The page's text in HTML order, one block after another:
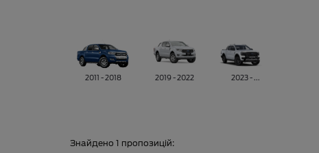
2011 - 2018 2019 - 2022 2023 - ...
Знайдено 1 пропозицій: